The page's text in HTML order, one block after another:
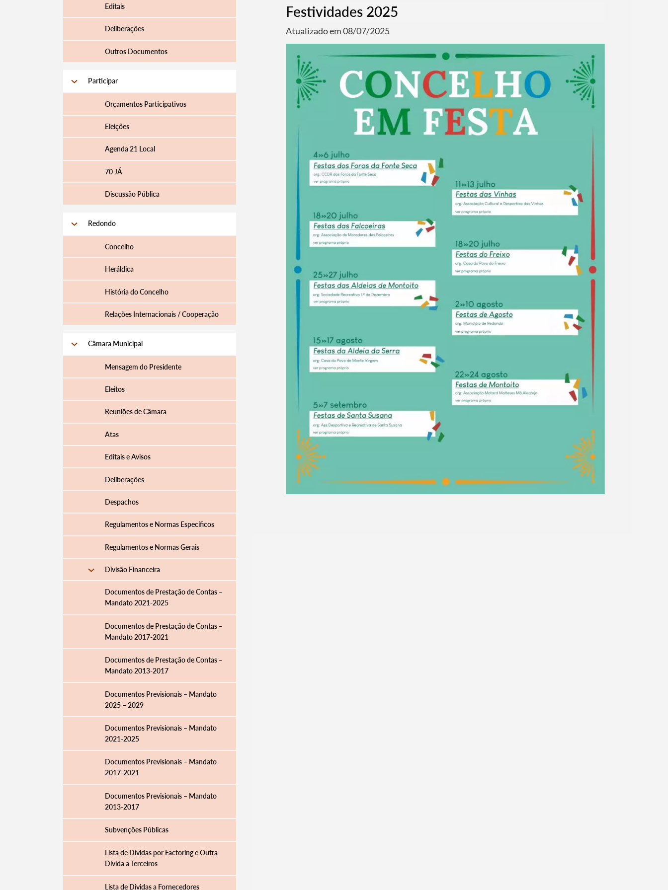
Termo de Pesquisa
Categorias gerais
Editais
Deliberações
Outros Documentos
Participar
Orçamentos Participativos
Eleições
Agenda 21 Local
70 JÁ
Discussão Pública
Redondo
Concelho
Heráldica
História do Concelho
Relações Internacionais / Cooperação
Câmara Municipal
Mensagem do Presidente
Eleitos
Reuniões de Câmara
Atas
Editais e Avisos
Deliberações
Despachos
Regulamentos e Normas Específicos
Regulamentos e Normas Gerais
Divisão Financeira
Documentos de Prestação de Contas –
Mandato 2021-2025
Documentos de Prestação de Contas –
Mandato 2017-2021
Documentos de Prestação de Contas –
Mandato 2013-2017
Documentos Previsionais – Mandato
2025 – 2029
Documentos Previsionais – Mandato
2021-2025
Documentos Previsionais – Mandato
2017-2021
Documentos Previsionais – Mandato
2013-2017
Subvenções Públicas
Lista de Dívidas por Factoring e Outra
Dívida a Terceiros
Lista de Dividas a Fornecedores
Festividades 2025
Atualizado em 08/07/2025